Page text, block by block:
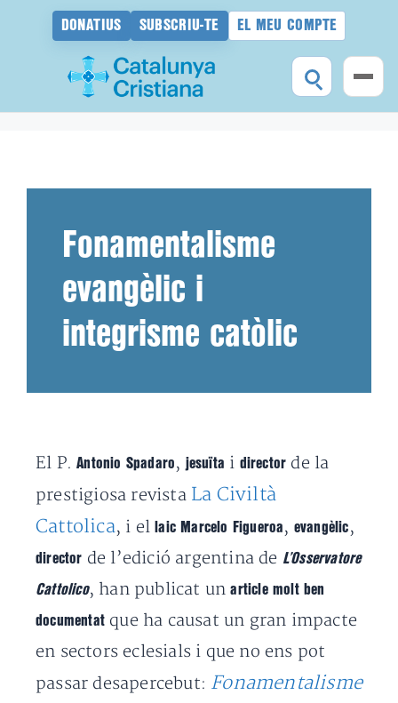
DONATIUS SUBSCRIU-TE EL MEU COMPTE
Fonamentalisme
evangèlic i
integrisme catòlic
El P.Antonio Spadaro ,jesuïta i director de la
prestigiosa revista La Civiltà
Cattolica, i el laic Marcelo Figueroa , evangèlic ,
director de l’edició argentina de L’Osservatore
Cattolico, han publicat unarticle molt ben
documentat que ha causat un gran impacte
en sectors eclesials i que no ens pot
passar desapercebut: Fonamentalisme